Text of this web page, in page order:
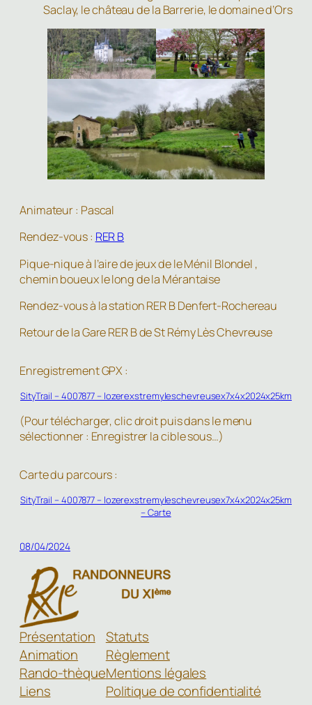
Saclay, le château de la Barrerie, le domaine d’Ors
Animateur : Pascal
Rendez-vous : RER B
Pique-nique à l’aire de jeux de le Ménil Blondel ,
chemin boueux le long de la Mérantaise
Rendez-vous à la station RER B Denfert-Rochereau
Retour de la Gare RER B de St Rémy Lès Chevreuse
Enregistrement GPX :
SityTrail – 4007877 – lozerexstremyleschevreusex7x4x2024x25km
(Pour télécharger, clic droit puis dans le menu
sélectionner : Enregistrer la cible sous…)
Carte du parcours :
SityTrail – 4007877 – lozerexstremyleschevreusex7x4x2024x25km
– Carte
08/04/2024
Présentation
Animation
Rando-thèque
Liens
Statuts
Règlement
Mentions légales
Politique de confidentialité